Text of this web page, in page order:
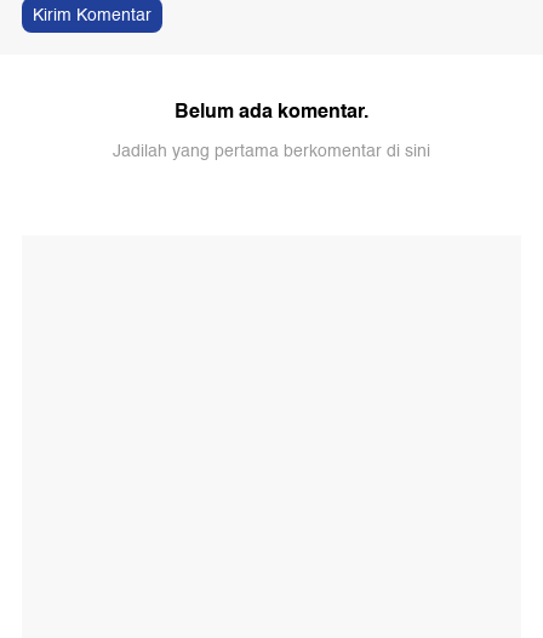
Kirim Komentar
Belum ada komentar.
Jadilah yang pertama berkomentar di sini